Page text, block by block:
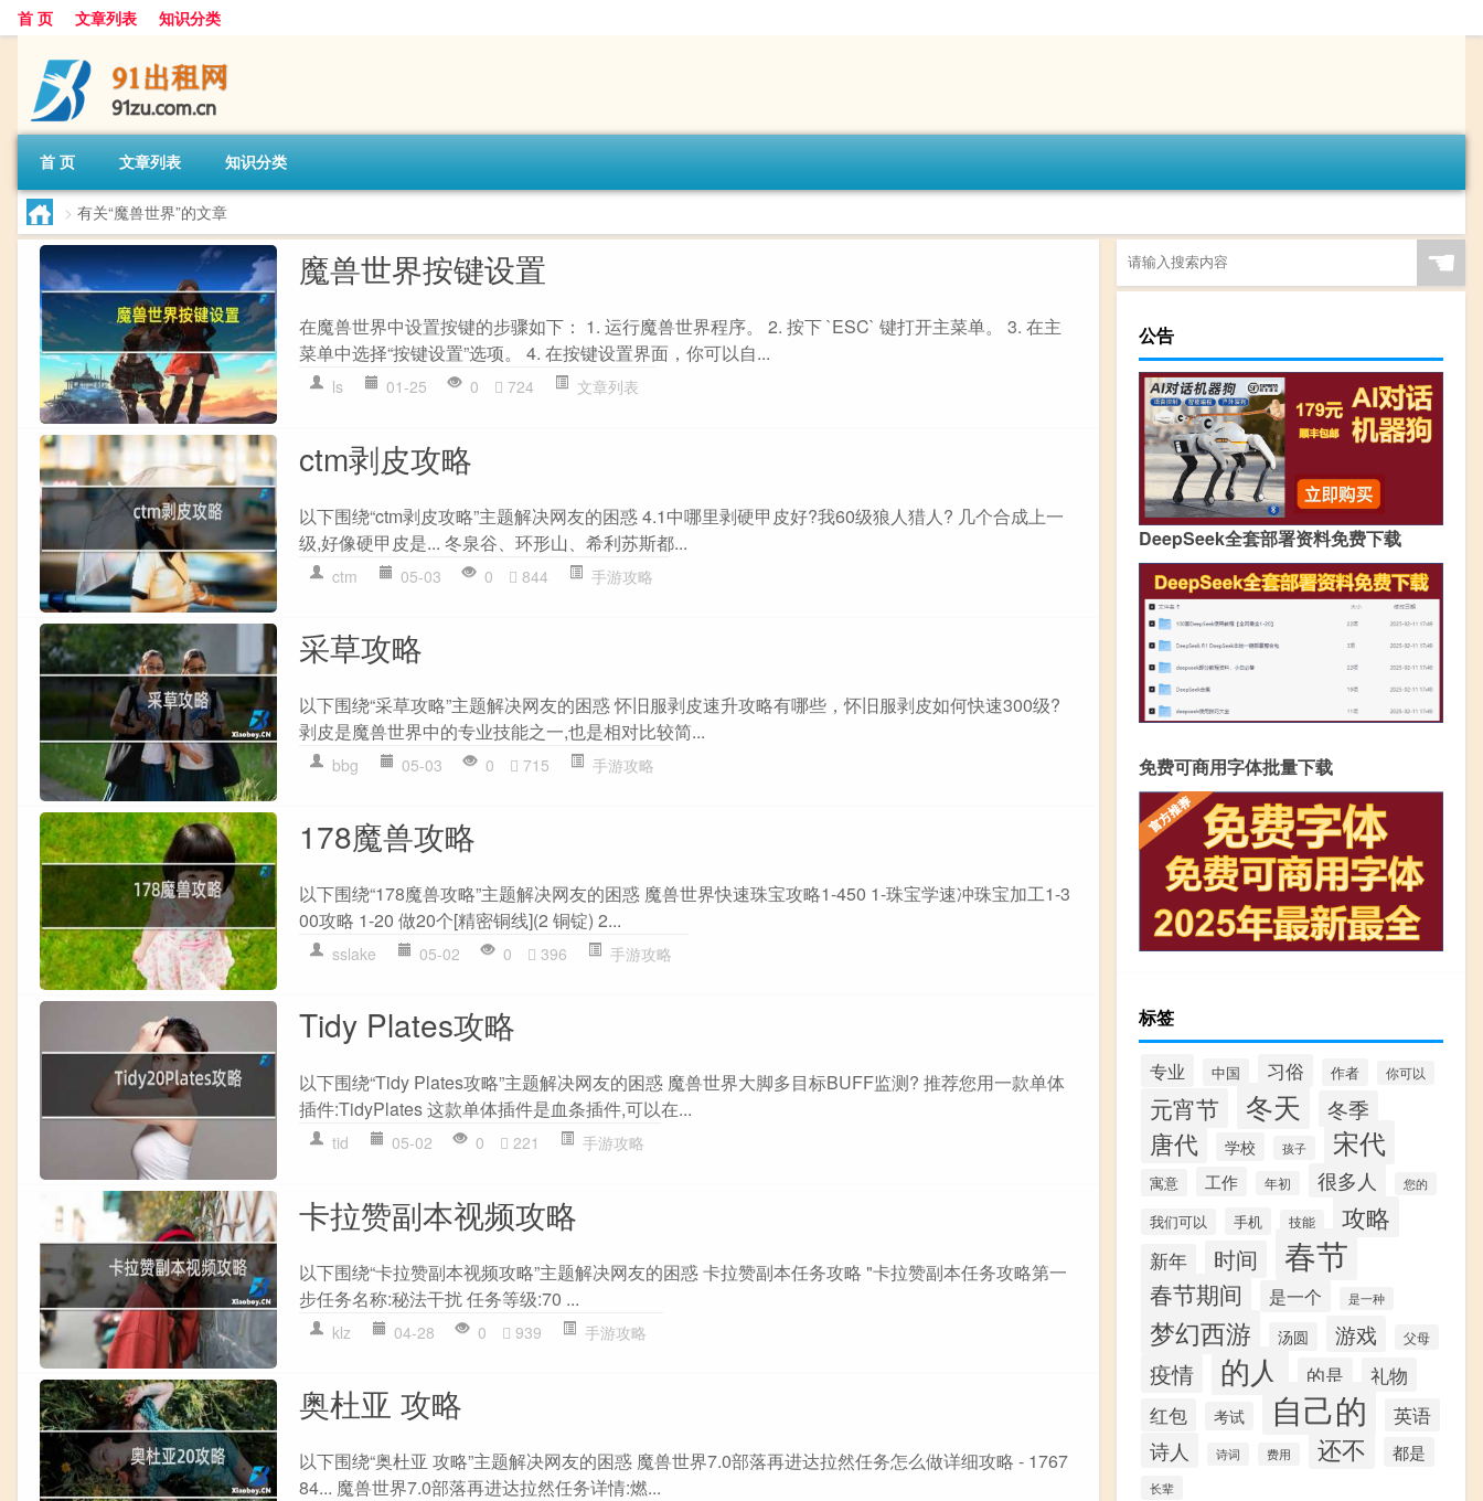
首 页 文章列表 知识分类
首 页 文章列表 知识分类
> 有关“魔兽世界”的文章
魔兽世界按键设置
在魔兽世界中设置按键的步骤如下： 1. 运行魔兽世界程序。 2. 按下 `ESC` 键打开主菜单。 3. 在主
菜单中选择“按键设置”选项。 4. 在按键设置界面，你可以自...
ls 01-25 0 724 文章列表
ctm剥皮攻略
以下围绕“ctm剥皮攻略”主题解决网友的困惑 4.1中哪里剥硬甲皮好?我60级狼人猎人? 几个合成上一
级,好像硬甲皮是... 冬泉谷、环形山、希利苏斯都...
ctm 05-03 0 844 手游攻略
采草攻略
以下围绕“采草攻略”主题解决网友的困惑 怀旧服剥皮速升攻略有哪些，怀旧服剥皮如何快速300级?
剥皮是魔兽世界中的专业技能之一,也是相对比较简...
bbg 05-03 0 715 手游攻略
178魔兽攻略
以下围绕“178魔兽攻略”主题解决网友的困惑 魔兽世界快速珠宝攻略1-450 1-珠宝学速冲珠宝加工1-3
00攻略 1-20 做20个[精密铜线](2 铜锭) 2...
sslake 05-02 0 396 手游攻略
Tidy Plates攻略
以下围绕“Tidy Plates攻略”主题解决网友的困惑 魔兽世界大脚多目标BUFF监测? 推荐您用一款单体
插件:TidyPlates 这款单体插件是血条插件,可以在...
tid 05-02 0 221 手游攻略
卡拉赞副本视频攻略
以下围绕“卡拉赞副本视频攻略”主题解决网友的困惑 卡拉赞副本任务攻略 "卡拉赞副本任务攻略第一
步任务名称:秘法干扰 任务等级:70 ...
klz 04-28 0 939 手游攻略
奥杜亚 攻略
以下围绕“奥杜亚 攻略”主题解决网友的困惑 魔兽世界7.0部落再进达拉然任务怎么做详细攻略 - 1767
84... 魔兽世界7.0部落再进达拉然任务详情:燃...
☚
公告
DeepSeek全套部署资料免费下载
免费可商用字体批量下载
标签
专业 中国 习俗 作者 你可以
元宵节 冬天 冬季
唐代 学校 孩子 宋代
寓意 工作 年初 很多人 您的
我们可以 手机 技能 攻略
新年 时间 春节
春节期间 是一个 是一种
梦幻西游 汤圆 游戏 父母
疫情 的人 的是 礼物
红包 考试 自己的 英语
诗人 诗词 费用 还不 都是
长辈